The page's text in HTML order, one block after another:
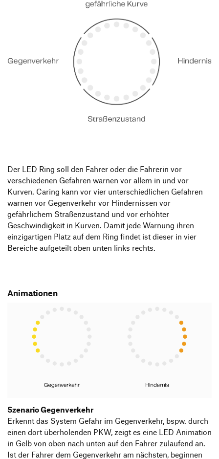
Der LED Ring soll den Fahrer oder die Fahrerin vor
verschiedenen Gefahren warnen vor allem in und vor
Kurven. Caring kann vor vier unterschiedlichen Gefahren
warnen vor Gegenverkehr vor Hindernissen vor
gefährlichem Straßenzustand und vor erhöhter
Geschwindigkeit in Kurven. Damit jede Warnung ihren
einzigartigen Platz auf dem Ring findet ist dieser in vier
Bereiche aufgeteilt oben unten links rechts.
Animationen
Szenario Gegenverkehr
Erkennt das System Gefahr im Gegenverkehr, bspw. durch
einen dort überholenden PKW, zeigt es eine LED Animation
in Gelb von oben nach unten auf den Fahrer zulaufend an.
Ist der Fahrer dem Gegenverkehr am nächsten, beginnen